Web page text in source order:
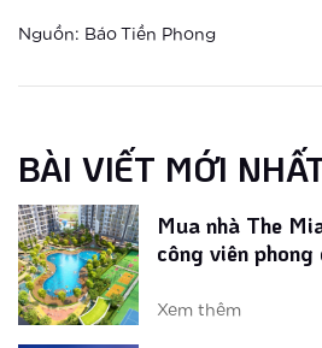
Nguồn: Báo Tiền Phong
BÀI VIẾT MỚI
Xem thêm
Giải mã lý do
đón đặc biệt
Xem thêm
Mua nhà The
công viên
Xem thêm